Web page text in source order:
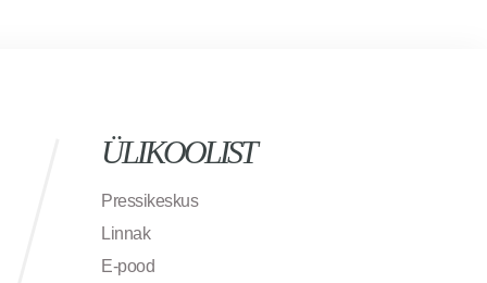
ÜLIKOOLIST
Pressikeskus
Linnak
E-pood